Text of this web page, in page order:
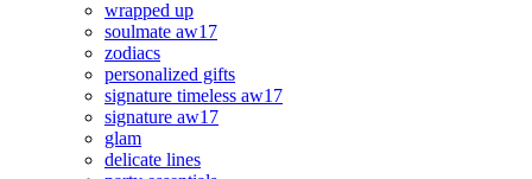
wrapped up
soulmate aw17
zodiacs
personalized gifts
signature timeless aw17
signature aw17
glam
delicate lines